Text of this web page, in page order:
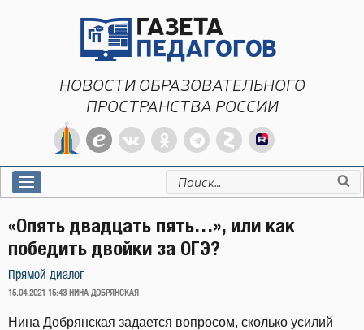
НОВОСТИ ОБРАЗОВАТЕЛЬНОГО
ПРОСТРАНСТВА РОССИИ
Искать:
«Опять двадцать пять…», или как
победить двойки за ОГЭ?
Прямой диалог
ОПУБЛИКОВАНО
15.04.2021 15:43 НИНА ДОБРЯНСКАЯ
Нина Добрянская задается вопросом, сколько усилий